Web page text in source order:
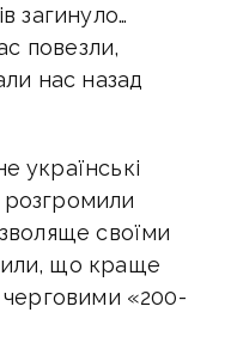
загинуло…
повезли,
нас назад
українські
своїми
що краще
«200-